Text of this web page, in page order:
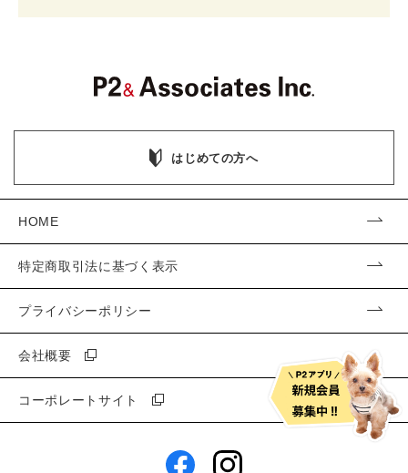
はじめての方へ
HOME
特定商取引法に基づく表示
プライバシーポリシー
会社概要
コーポレートサイト